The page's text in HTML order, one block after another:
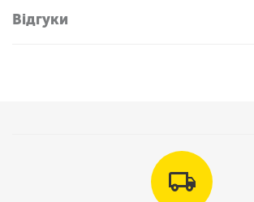
Відгуки